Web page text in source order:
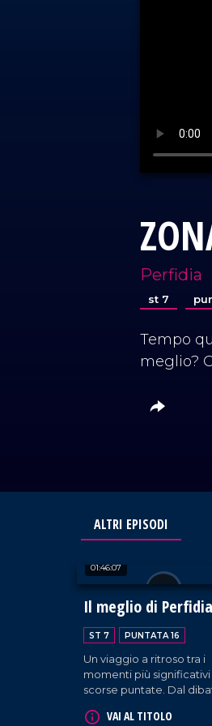
Perfidia
st 7
Tempo
meglio?
ALTRI EPISODI
01:46:07
Il meglio di Perfidia
ST 7 PUNTATA 16
Un viaggio a ritroso tra i
momenti più
scorse puntate. Dal
ottobre ai temi
VAI AL TITOLO